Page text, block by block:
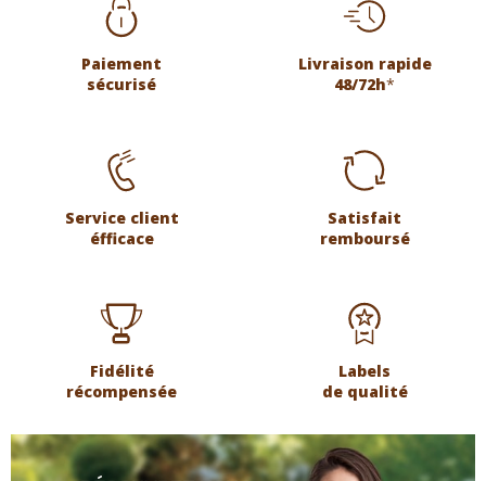
Paiement
sécurisé
Livraison rapide
48/72h*
Service client
éfficace
Satisfait
remboursé
Fidélité
récompensée
Labels
de qualité